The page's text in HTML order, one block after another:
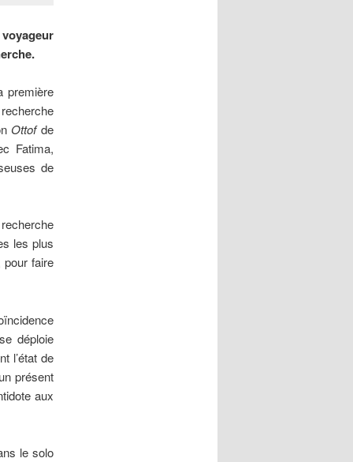
première
Ottofde
Fatima,
de
les plus
pour faire
déploie
l’état de
présent
aux
le solo